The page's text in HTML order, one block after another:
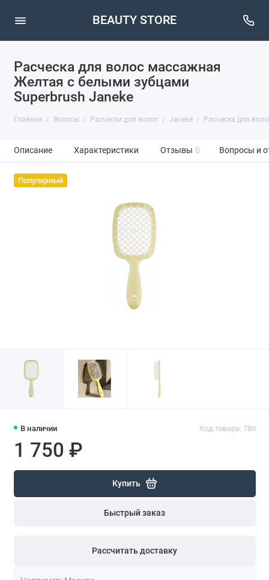
BEAUTY STORE
Расческа для волос массажная
Желтая с белыми зубцами
Superbrush Janeke
Главная Волосы Расчески для волос Janeke Расческа для
Описание Характеристики Отзывы 0 Вопросы и
Популярный
В наличии Код товара: 780
1 750 ₽
Купить
Быстрый заказ
Рассчитать доставку